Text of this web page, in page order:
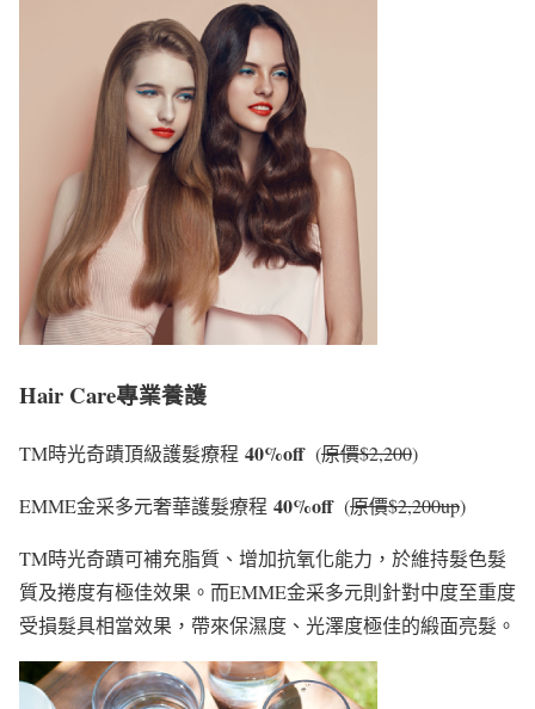
Hair Care專業養護
TM時光奇蹟頂級護髮療程 40%off(原價$2,200)
EMME金采多元奢華護髮療程 40%off(原價$2,200up)
TM時光奇蹟可補充脂質、增加抗氧化能力，於維持髮色髮
質及捲度有極佳效果。而EMME金采多元則針對中度至重度
受損髮具相當效果，帶來保濕度、光澤度極佳的緞面亮髮。